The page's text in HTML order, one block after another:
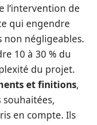
l’intervention de
qui engendre
non négligeables.
10 à 30 % du
du projet.
et finitions,
en compte. Ils